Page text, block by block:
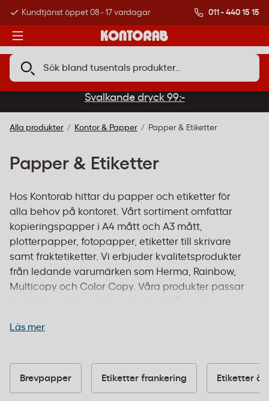
Kundtjänst öppet 08 - 17 vardagar Över 500 000
011 - 440 15 15
Svalkande dryck 99:-
Alla produkter Kontor & Papper Papper & Etiketter
Papper & Etiketter
Hos Kontorab hittar du papper och etiketter för
alla behov på kontoret. Vårt sortiment omfattar
kopieringspapper i A4 mått och A3 mått,
plotterpapper, fotopapper, etiketter till skrivare
samt fraktetiketter. Vi erbjuder kvalitetsprodukter
från ledande varumärken som Herma, Rainbow,
Multicopy och Color Copy. Våra produkter passar
dokumenthantering. Hos oss hittar du även FSC-
Oavsett om du behöver papper för daglig
utskrift, specialetiketter för märkning eller
högkvalitativt papper för kundpresentationer, har
Läs mer
Brevpapper Etiketter frankering Etiketter